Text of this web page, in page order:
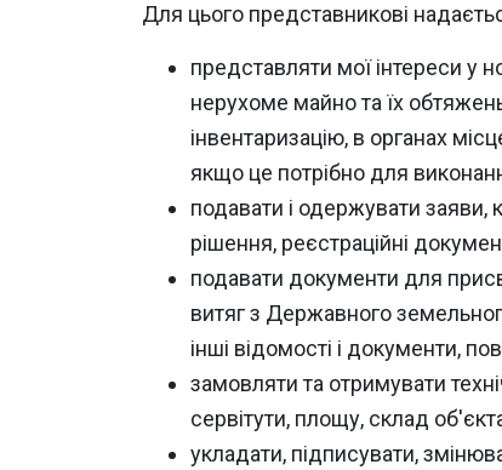
Для цього представникові
представляти мої інтереси у
нерухоме майно та їх
інвентаризацію, в органах
якщо це потрібно для
подавати і одержувати заяви,
рішення, реєстраційні
подавати документи для
витяг з Державного
інші відомості і документи,
замовляти та отримувати
сервітути, площу, склад
укладати, підписувати,